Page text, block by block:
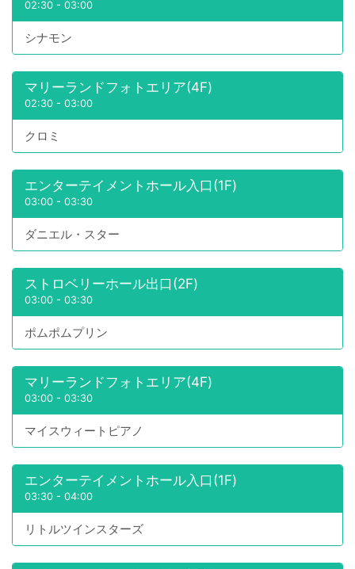
02:30 - 03:00
シナモン
マリーランドフォトエリア(4F)
02:30 - 03:00
クロミ
エンターテイメントホール入口(1F)
03:00 - 03:30
ダニエル・スター
ストロベリーホール出口(2F)
03:00 - 03:30
ポムポムプリン
マリーランドフォトエリア(4F)
03:00 - 03:30
マイスウィートピアノ
エンターテイメントホール入口(1F)
03:30 - 04:00
リトルツインスターズ